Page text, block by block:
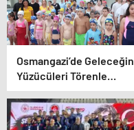
Osmangazi’de Geleceğin
Yüzücüleri Törenle
Sertifikalarını Aldı